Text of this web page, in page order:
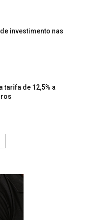
investimento nas
tarifa de 12,5% a